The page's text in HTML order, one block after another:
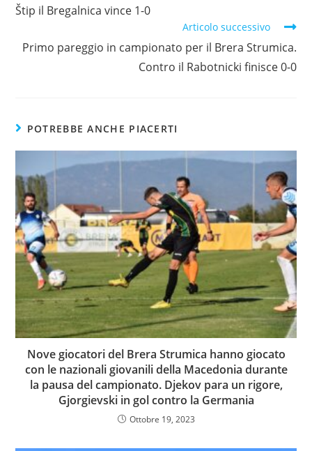
Štip il Bregalnica vince 1-0
Articolo successivo
Primo pareggio in campionato per il Brera Strumica.
Contro il Rabotnicki finisce 0-0
POTREBBE ANCHE PIACERTI
Nove giocatori del Brera Strumica hanno giocato
con le nazionali giovanili della Macedonia durante
la pausa del campionato. Djekov para un rigore,
Gjorgievski in gol contro la Germania
Ottobre 19, 2023